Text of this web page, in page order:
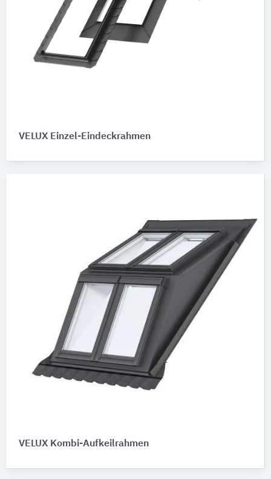
VELUX Einzel-Eindeckrahmen
VELUX Kombi-Aufkeilrahmen